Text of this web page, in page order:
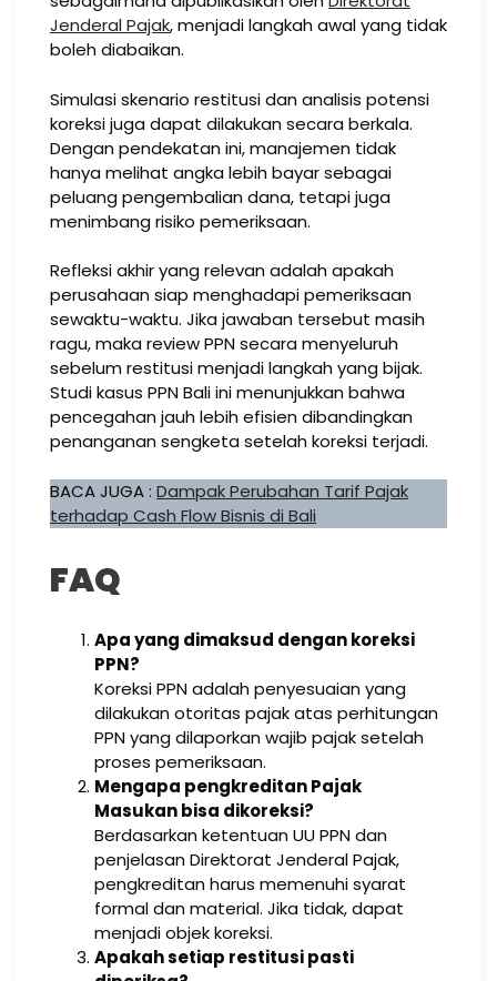
Jenderal Pajak, menjadi langkah awal yang tidak
boleh diabaikan.
Simulasi skenario restitusi dan analisis potensi
koreksi juga dapat dilakukan secara berkala.
Dengan pendekatan ini, manajemen tidak
hanya melihat angka lebih bayar sebagai
peluang pengembalian dana, tetapi juga
menimbang risiko pemeriksaan.
Refleksi akhir yang relevan adalah apakah
perusahaan siap menghadapi pemeriksaan
sewaktu-waktu. Jika jawaban tersebut masih
ragu, maka review PPN secara menyeluruh
sebelum restitusi menjadi langkah yang bijak.
Studi kasus PPN Bali ini menunjukkan bahwa
pencegahan jauh lebih efisien dibandingkan
penanganan sengketa setelah koreksi terjadi.
BACA JUGA : Dampak Perubahan Tarif Pajak
terhadap Cash Flow Bisnis di Bali
FAQ
Apa yang dimaksud dengan koreksi
PPN?
Koreksi PPN adalah penyesuaian yang
dilakukan otoritas pajak atas perhitungan
PPN yang dilaporkan wajib pajak setelah
proses pemeriksaan.
Mengapa pengkreditan Pajak
Masukan bisa dikoreksi?
Berdasarkan ketentuan UU PPN dan
penjelasan Direktorat Jenderal Pajak,
pengkreditan harus memenuhi syarat
formal dan material. Jika tidak, dapat
menjadi objek koreksi.
Apakah setiap restitusi pasti